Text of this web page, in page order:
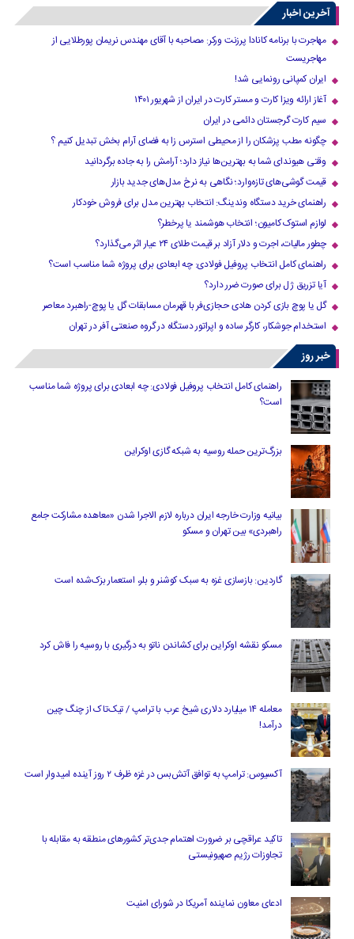
10
11
12
13
14
›
20
30
40
...
»
آخرین اخبار
مهاجرت با برنامه کانادا پرزنت ورکر: مصاحبه با آقای مهندس نریمان پورطلایی از
مهاجریست
ایران کمپانی رونمایی شد!
آغاز ارائه ویزا کارت و مستر کارت در ایران از شهریور ۱۴۰۱
سیم کارت گرجستان دائمی در ایران
چگونه مطب پزشکان را از محیطی استرس زا به فضای آرام بخش تبدیل کنیم ؟
وقتی هیوندای شما به بهترین‌ها نیاز دارد؛ آرامش را به جاده برگردانید
قیمت گوشی‌های تازه‌وارد؛ نگاهی به نرخ مدل‌های جدید بازار
راهنمای خرید دستگاه وندینگ: انتخاب بهترین مدل برای فروش خودکار
لوازم استوک کامیون؛ انتخاب هوشمند یا پرخطر؟
چطور مالیات، اجرت و دلار آزاد بر قیمت طلای ۲۴ عیار اثر می‌گذارد؟
راهنمای کامل انتخاب پروفیل فولادی: چه ابعادی برای پروژه شما مناسب است؟
آیا تزریق ژل برای صورت ضرر دارد​؟
گل یا پوچ بازی کردن هادی حجازی‌فر با قهرمان مسابقات گل یا پوچ-راهبرد معاصر
استخدام جوشکار، کارگر ساده و اپراتور دستگاه در گروه صنعتی آفر در تهران
خبر روز
راهنمای کامل انتخاب پروفیل فولادی: چه ابعادی برای پروژه شما مناسب
است؟
بزرگ‌ترین حمله روسیه به شبکه گازی اوکراین
بیانیه وزارت خارجه ایران درباره لازم‌ الاجرا شدن «معاهده مشارکت جامع
راهبردی» بین تهران و مسکو
گاردین: بازسازی غزه به سبک کوشنر و بلر، استعمار بزک‌شده است
مسکو نقشه اوکراین برای کشاندن ناتو به درگیری با روسیه را فاش کرد
معامله ۱۴ میلیارد دلاری شیخ عرب با ترامپ / تیک‌تاک از چنگ چین
درآمد!
آکسیوس: ترامپ به توافق آتش‌بس در غزه ظرف ۲ روز آینده امیدوار است
تاکید عراقچی بر ضرورت اهتمام جدی‌تر کشورهای منطقه به مقابله با
تجاوزات رژیم صهیونیستی
ادعای معاون نماینده آمریکا در شورای امنیت